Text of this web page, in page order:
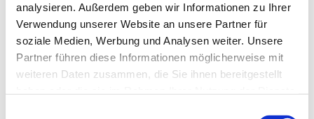
analysieren. Außerdem geben wir Informationen zu Ihrer
Verwendung unserer Website an unsere Partner für
soziale Medien, Werbung und Analysen weiter. Unsere
Partner führen diese Informationen möglicherweise mit
weiteren Daten zusammen, die Sie ihnen bereitgestellt